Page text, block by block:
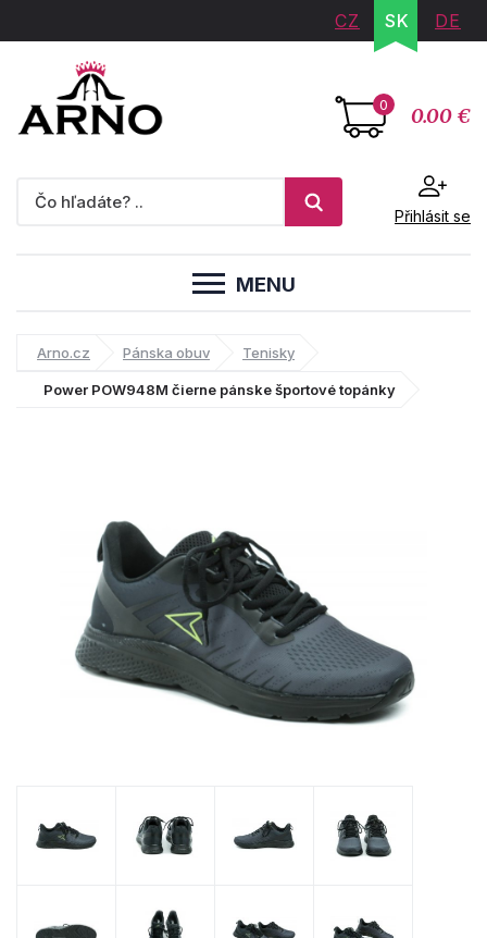
CZ SK DE
0 0.00 €
Přihlásit se
MENU
Arno.cz Pánska obuv Tenisky
Power POW948M čierne pánske športové topánky